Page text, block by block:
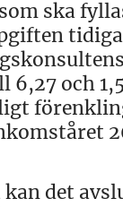
ska
och
det